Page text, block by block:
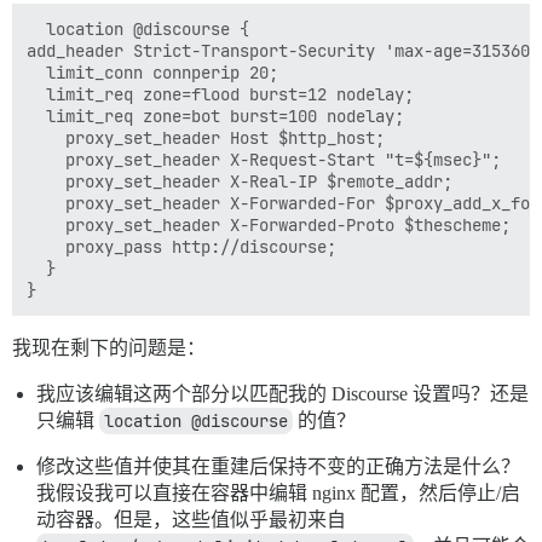
  location @discourse {
add_header Strict-Transport-Security 'max-
  limit_conn connperip 20;
  limit_req zone=flood burst=12 nodelay;
  limit_req zone=bot burst=100 nodelay;
    proxy_set_header Host $http_host;
    proxy_set_header X-Request-Start "t=${msec}";
    proxy_set_header X-Real-IP $remote_addr;
proxy_set_header X-Forwarded-For
    proxy_set_header X-Forwarded-Proto $thescheme;
    proxy_pass http://discourse;
  }
我现在剩下的问题是：
我应该编辑这两个部分以匹配我的 Discourse 设置吗？还是
只编辑 location @discourse 的值？
修改这些值并使其在重建后保持不变的正确方法是什么？
我假设我可以直接在容器中编辑 nginx 配置，然后停止/启
动容器。但是，这些值似乎最初来自